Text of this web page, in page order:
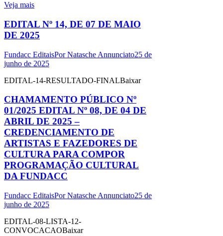
Veja mais
EDITAL Nº 14, DE 07 DE MAIO
DE 2025
Fundacc EditaisPorNatasche Annunciato25 de
junho de 2025
EDITAL-14-RESULTADO-FINALBaixar
CHAMAMENTO PÚBLICO Nº
01/2025 EDITAL Nº 08, DE 04 DE
ABRIL DE 2025 –
CREDENCIAMENTO DE
ARTISTAS E FAZEDORES DE
CULTURA PARA COMPOR
PROGRAMAÇÃO CULTURAL
DA FUNDACC
Fundacc EditaisPorNatasche Annunciato25 de
junho de 2025
EDITAL-08-LISTA-12-
CONVOCACAOBaixar